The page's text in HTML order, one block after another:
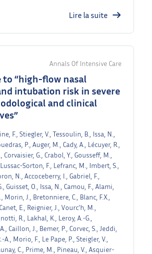
Lire la suite
Annals Of Intensive Care
to “high-flow nasal
intubation risk in severe
and clinical
F., Stiegler, V., Tessoulin, B., Issa, N.,
P., Auger, M., Cady, A., Lécuyer, R.,
G., Crabol, Y., Gousseff, M.,
Sorton, F., Lefranc, M., Imbert, S.,
N., Accoceberry, I., Gabriel, F.,
Guisset, O., Issa, N., Camou, F., Alami,
Morin, J., Bretonniere, C., Blanc, F.X.,
E., Reignier, J., Vourc’h, M.,
R., Lakhal, K., Leroy, A.-G.,
Caillon, J., Bemer, P., Corvec, S., Jeddi,
A., Morio, F., Le Pape, P., Steigler, V.,
C., Prime, M., Pineau, V., Asquier-